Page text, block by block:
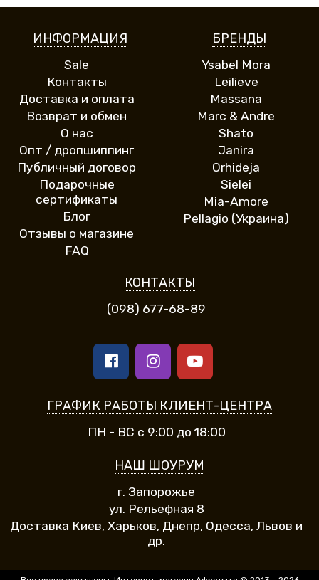
ИНФОРМАЦИЯ
Sale
Контакты
Доставка и оплата
Возврат и обмен
О нас
Опт / дропшиппинг
Публичный договор
Подарочные
сертификаты
Блог
Отзывы о магазине
FAQ
БРЕНДЫ
Ysabel Mora
Leilieve
Massana
Marc & Andre
Shato
Janira
Orhideja
Sielei
Mia-Amore
Pellagio (Украина)
КОНТАКТЫ
(098) 677-68-89
ГРАФИК РАБОТЫ КЛИЕНТ-ЦЕНТРА
ПН - ВС с 9:00 до 18:00
НАШ ШОУРУМ
г. Запорожье
ул. Рельефная 8
Доставка Киев, Харьков, Днепр, Одесса, Львов и
др.